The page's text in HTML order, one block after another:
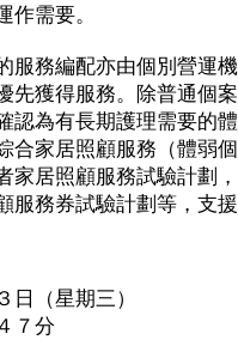
作需要。
服務編配亦由個別營運
先獲得服務。除普通個
認為有長期護理需要的
合家居照顧服務（體弱
家居照顧服務試驗計劃
服務券試驗計劃等，支
日（星期三）
７分